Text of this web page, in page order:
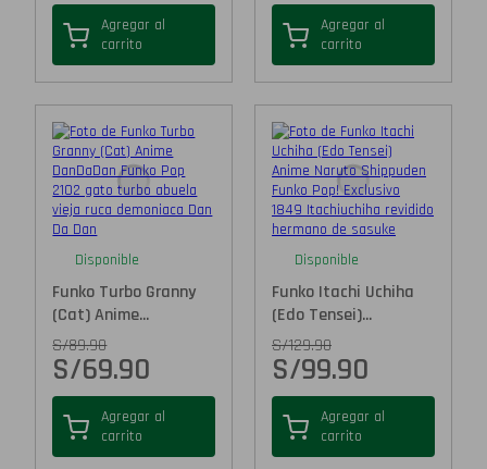
Agregar al
carrito
Agregar al
carrito
Disponible
Funko Turbo Granny
(Cat) Anime...
S/89.90
S/69.90
Agregar al
carrito
Disponible
Funko Itachi Uchiha
(Edo Tensei)...
S/129.90
S/99.90
Agregar al
carrito